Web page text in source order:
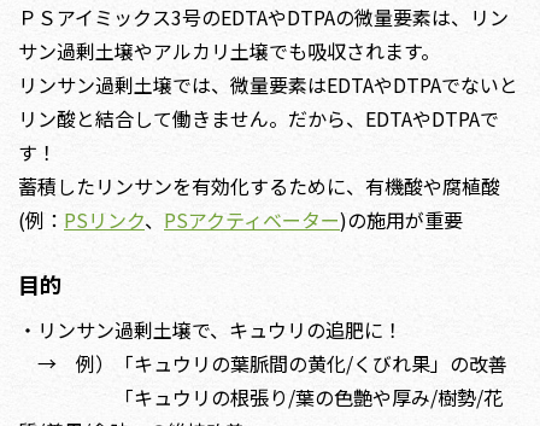
ＰＳアイミックス3号のEDTAやDTPAの微量要素は、リン
サン過剰土壌やアルカリ土壌でも吸収されます。
リンサン過剰土壌では、微量要素はEDTAやDTPAでないと
リン酸と結合して働きません。だから、EDTAやDTPAで
す！
蓄積したリンサンを有効化するために、有機酸や腐植酸
(例： PSリンク、 PSアクティベーター)の施用が重要
目的
・リンサン過剰土壌で、キュウリの追肥に！
→ 例）「キュウリの葉脈間の黄化/くびれ果」の改善
「キュウリの根張り/葉の色艶や厚み/樹勢/花